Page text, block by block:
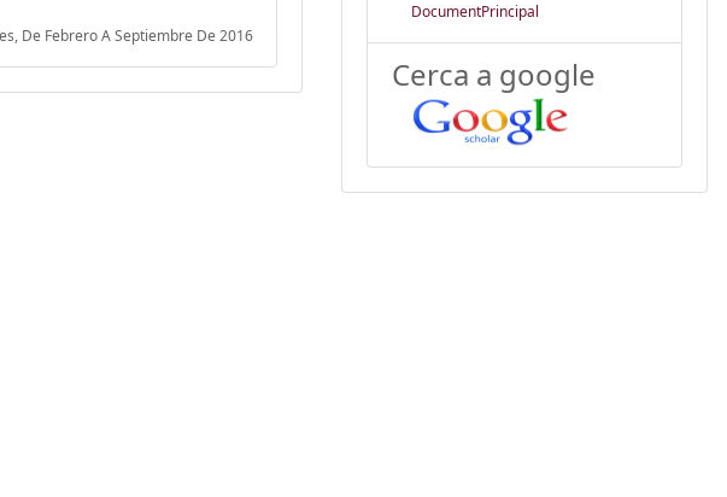
De Febrero A Septiembre De 2016
DocumentPrincipal
Cerca a google